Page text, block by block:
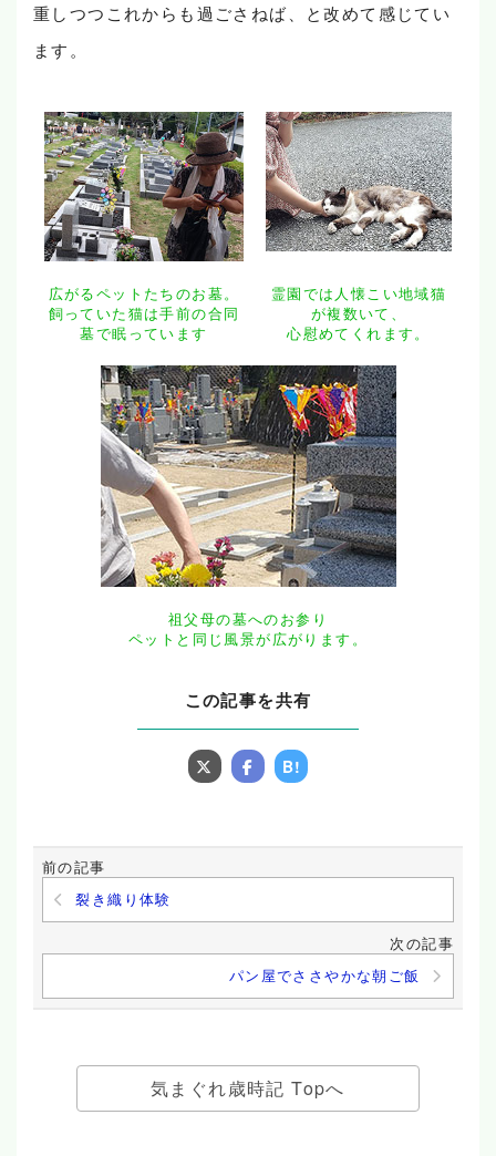
重しつつこれからも過ごさねば、と改めて感じてい
ます。
広がるペットたちのお墓。
飼っていた猫は手前の合同
墓で眠っています
霊園では人懐こい地域猫
が複数いて、
心慰めてくれます。
祖父母の墓へのお参り
ペットと同じ風景が広がります。
この記事を共有
B!
前の記事
裂き織り体験
次の記事
パン屋でささやかな朝ご飯
気まぐれ歳時記 Topへ